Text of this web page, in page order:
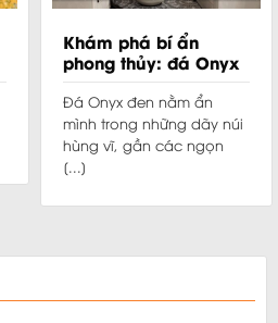
Khám phá bí ẩn
phong thủy: đá Onyx
đen hợp mệnh gì?
Đá Onyx đen nằm ẩn
mình trong những dãy núi
hùng vĩ, gần các ngọn
[...]